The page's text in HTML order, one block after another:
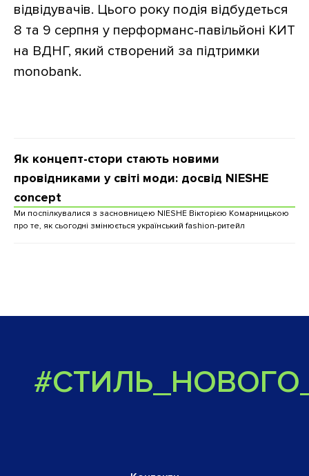
відвідувачів. Цього року подія відбудеться
8 та 9 серпня у перформанс-павільйоні КИТ
на ВДНГ, який створений за підтримки
monobank.
Як концепт-стори стають новими
провідниками у світі моди: досвід NIESHE
concept
Ми поспілкувалися з засновницею NIESHE Вікторією Комарницькою
про те, як сьогодні змінюється український fashion-ритейл